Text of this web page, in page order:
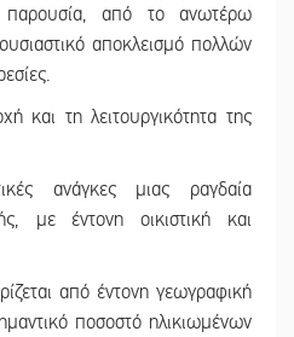
παρουσία, από το ανωτέρω
αποκλεισμό πολλών
και τη λειτουργικότητα της
ανάγκες μιας ραγδαία
με έντονη οικιστική και
από έντονη γεωγραφική
ποσοστό ηλικιωμένων